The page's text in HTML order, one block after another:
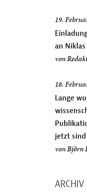
19.
an
von
18.
Lange
jetzt
vonBjörn
ARCHIV